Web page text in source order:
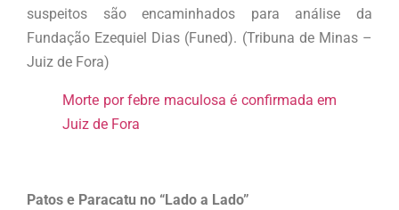
suspeitos são encaminhados para análise da
Fundação Ezequiel Dias (Funed). (Tribuna de Minas –
Juiz de Fora)
Morte por febre maculosa é confirmada em
Juiz de Fora
Patos e Paracatu no “Lado a Lado”